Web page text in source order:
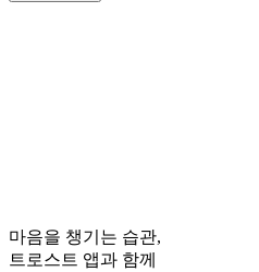
마음을 챙기는 습관,
트로스트 앱과 함께